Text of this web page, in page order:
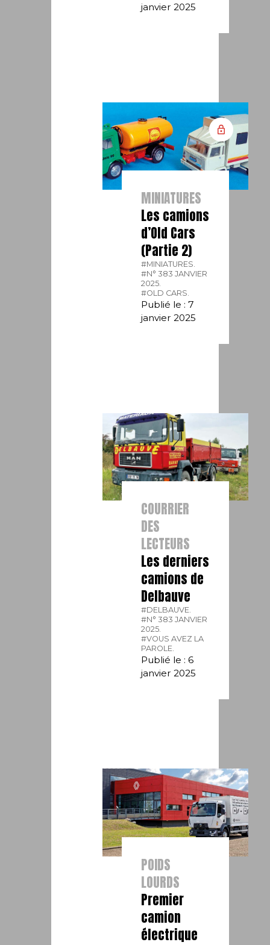
janvier 2025
MINIATURES
Les camions
d’Old Cars
(Partie 2)
#MINIATURES.
#N° 383 JANVIER
2025.
#OLD CARS.
Publié le : 7
janvier 2025
COURRIER
DES
LECTEURS
Les derniers
camions de
Delbauve
#DELBAUVE.
#N° 383 JANVIER
2025.
#VOUS AVEZ LA
PAROLE.
Publié le : 6
janvier 2025
POIDS
LOURDS
Premier
camion
électrique